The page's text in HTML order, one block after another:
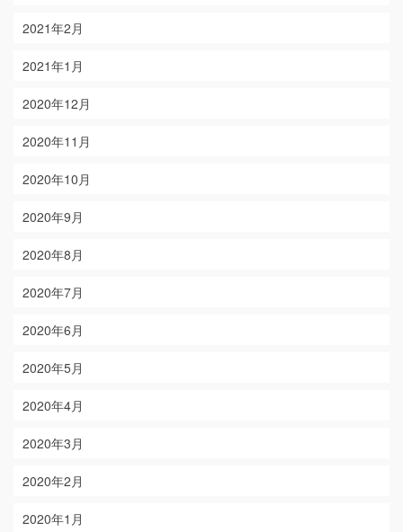
2021年2月
2021年1月
2020年12月
2020年11月
2020年10月
2020年9月
2020年8月
2020年7月
2020年6月
2020年5月
2020年4月
2020年3月
2020年2月
2020年1月